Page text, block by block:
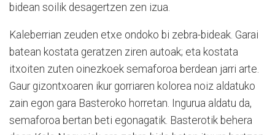
bidean soilik desagertzen zen izua.
Kaleberrian zeuden etxe ondoko bi zebra-bideak. Garai
batean kostata geratzen ziren autoak; eta kostata
itxoiten zuten oinezkoek semaforoa berdean jarri arte.
Gaur gizontxoaren ikur gorriaren kolorea noiz aldatuko
zain egon gara Basteroko horretan. Ingurua aldatu da,
semaforoa bertan beti egonagatik. Basterotik behera